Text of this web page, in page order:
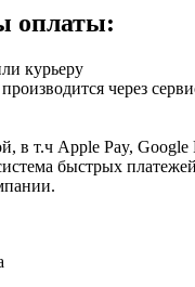
оплаты:
курьеру
через
в т.ч Apple Pay, Google
быстрых